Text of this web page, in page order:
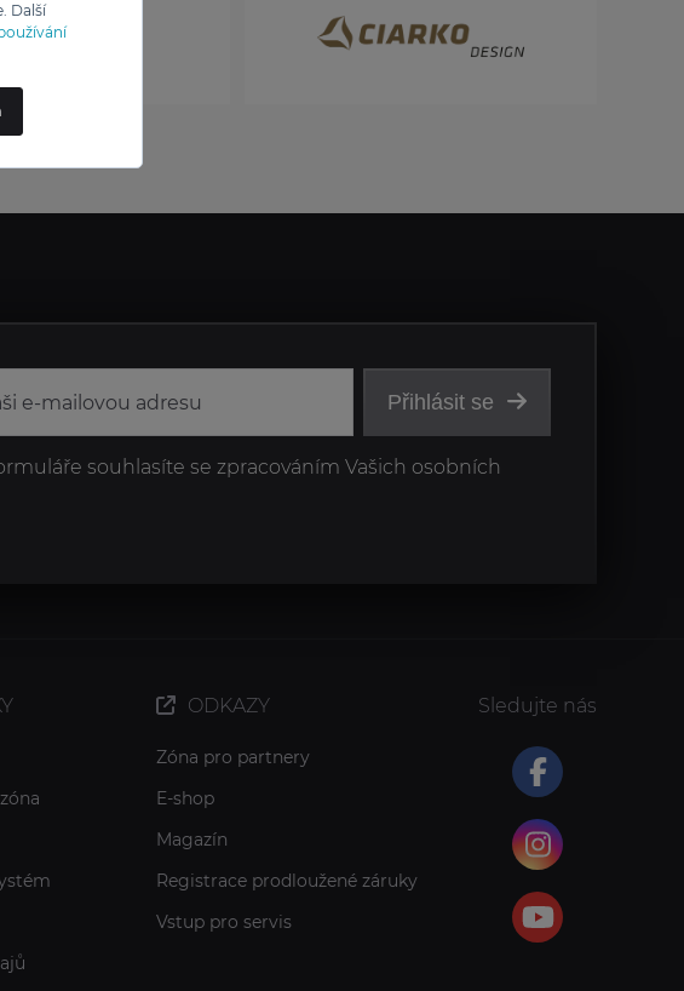
Další
Přihlásit se
souhlasíte se zpracováním Vašich osobních
ODKAZY
Zóna pro partnery
E-shop
Magazín
Registrace prodloužené záruky
Vstup pro servis
Sledujte nás